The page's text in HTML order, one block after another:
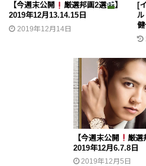
【今週末公開 厳選邦画2選
】
2019年12月13.14.15日
2019年12月14日
[
【今週末公開 厳選
2019年12月6.7.8日
2019年12月5日